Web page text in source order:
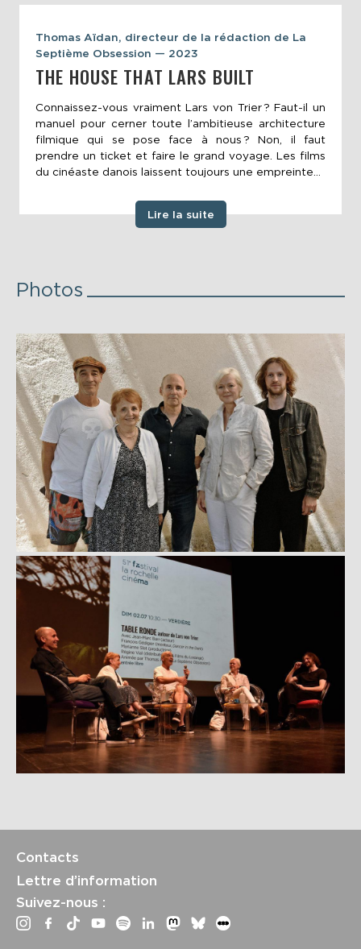
Thomas Aïdan, directeur de la rédaction de La
Septième Obsession — 2023
THE HOUSE THAT LARS BUILT
Connaissez-vous vraiment Lars von Trier ? Faut-il un
manuel pour cerner toute l’ambitieuse architecture
filmique qui se pose face à nous ? Non, il faut
prendre un ticket et faire le grand voyage. Les films
du cinéaste danois laissent toujours une empreinte...
Lire la suite
Photos
Contacts
Lettre d’information
Suivez-nous :